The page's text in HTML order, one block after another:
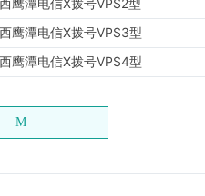
鹰潭电信X拨号VPS2型
鹰潭电信X拨号VPS3型
鹰潭电信X拨号VPS4型
M